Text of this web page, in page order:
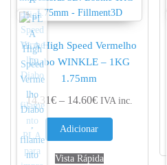
PLA High Speed Vermelho
Diabo WINKLE – 1KG
1.75mm
14.31€ – 14.60€Price range:
IVA inc.
Adicionar
Vista Rápida